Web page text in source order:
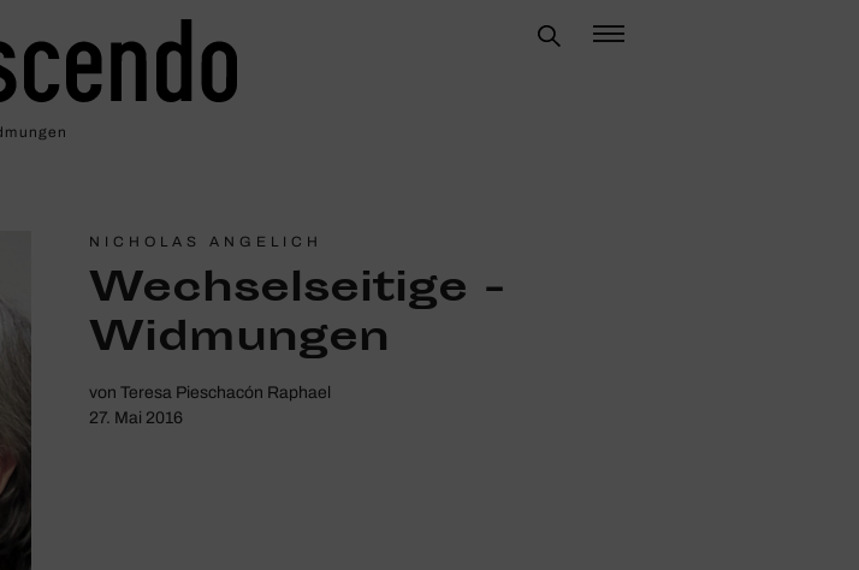
NICHOLAS ANGELICH
Wech­sel­sei­tige ­
Widmungen
von Teresa Pieschacón Raphael
27. Mai 2016